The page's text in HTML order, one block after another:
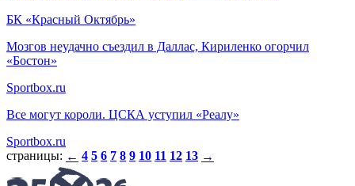
БК «Красный Октябрь»
Мозгов неудачно съездил в Даллас, Кириленко огорчил
«Бостон»
Sportbox.ru
Все могут короли. ЦСКА уступил «Реалу»
Sportbox.ru
страницы: ← 4 5 6 7 8 9 10 11 12 13 →